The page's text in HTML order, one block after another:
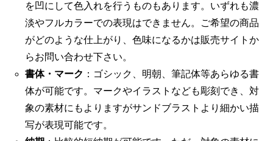
を凹にして色入れを行うものもあります。いずれも濃
淡やフルカラーでの表現はできません。ご希望の商品
がどのような仕上がり、色味になるかは販売サイトか
らお問い合わせ下さい。
書体・マーク ：ゴシック、明朝、筆記体等あらゆる書
体が可能です。マークやイラストなども彫刻でき、対
象の素材にもよりますがサンドブラストより細かい描
写が表現可能です。